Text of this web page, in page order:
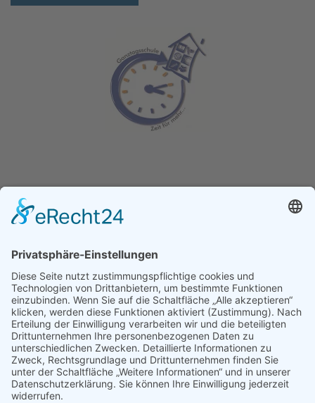
Ganz­tag­sschul­ver­band e.V.
04277 Leipzig
E-Mail:buelau@ganztagsschulverband.de